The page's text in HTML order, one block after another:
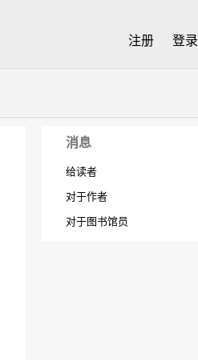
注册 登录
消息
给读者
对于作者
对于图书馆员